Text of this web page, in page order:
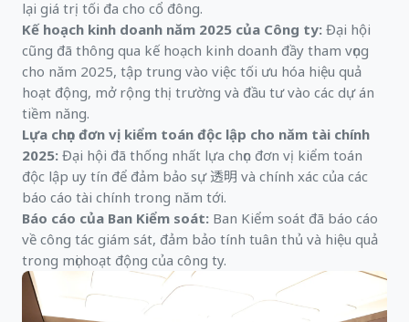
lại giá trị tối đa cho cổ đông.
Kế hoạch kinh doanh năm 2025 của Công ty: Đại hội
cũng đã thông qua kế hoạch kinh doanh đầy tham vọng
cho năm 2025, tập trung vào việc tối ưu hóa hiệu quả
hoạt động, mở rộng thị trường và đầu tư vào các dự án
tiềm năng.
Lựa chọn đơn vị kiểm toán độc lập cho năm tài chính
2025: Đại hội đã thống nhất lựa chọn đơn vị kiểm toán
độc lập uy tín để đảm bảo sự 透明 và chính xác của các
báo cáo tài chính trong năm tới.
Báo cáo của Ban Kiểm soát: Ban Kiểm soát đã báo cáo
về công tác giám sát, đảm bảo tính tuân thủ và hiệu quả
trong mọi hoạt động của công ty.